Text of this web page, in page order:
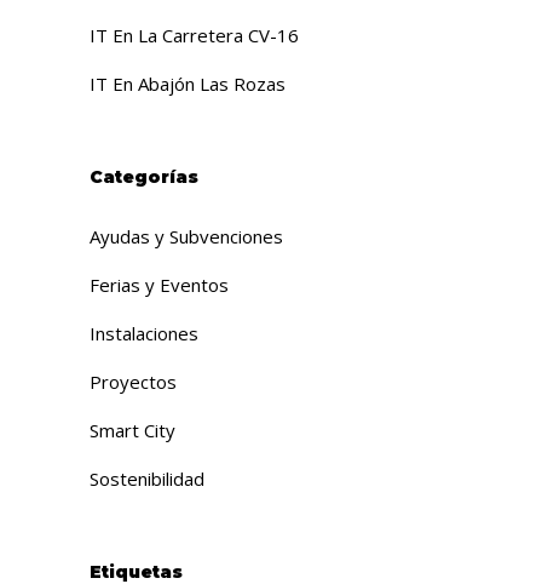
IT En La Carretera CV-16
IT En Abajón Las Rozas
Categorías
Ayudas y Subvenciones
Ferias y Eventos
Instalaciones
Proyectos
Smart City
Sostenibilidad
Etiquetas